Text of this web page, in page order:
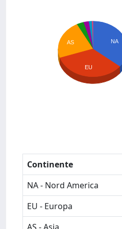
NA
AS
EU
Continente
NA - Nord America
EU - Europa